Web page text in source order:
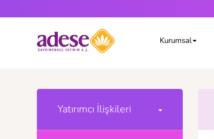
Kurumsal
Yatırımcı İlişkileri